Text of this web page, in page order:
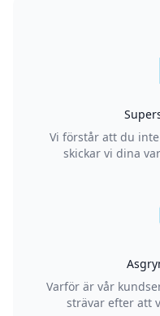
Vi förstår att du
skickar vi dina
Varför är vår
strävar efter att